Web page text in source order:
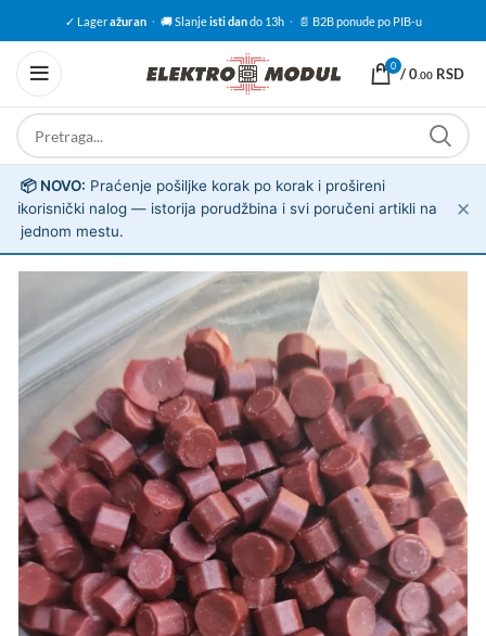
✓ Lageražuran · 🚚 Slanjeisti dando 13h · 📄 B2B ponude po PIB-u
0 /0.00 RSD
ℹ️
📦 NOVO: Praćenje pošiljke korak po korak i prošireni
korisnički nalog — istorija porudžbina i svi poručeni artikli na
jednom mestu.
✕